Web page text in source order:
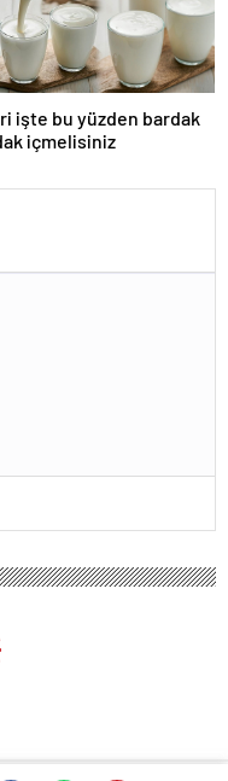
işte bu yüzden bardak
içmelisiniz